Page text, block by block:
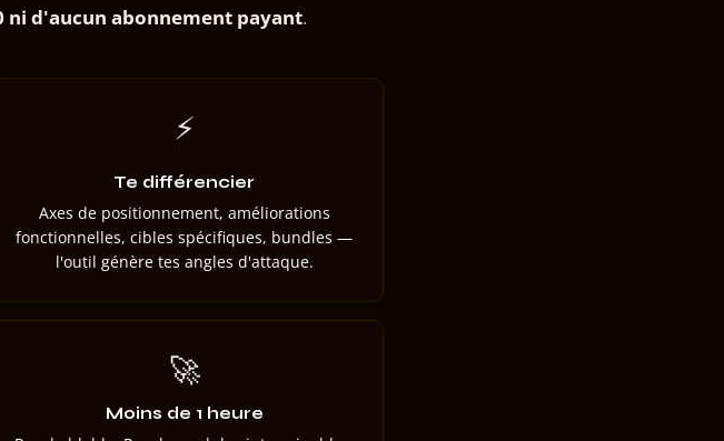
ni d'aucun abonnement payant.
⚡
Te différencier
Axes de positionnement, améliorations
fonctionnelles, cibles spécifiques, bundles —
l'outil génère tes angles d'attaque.
🚀
Moins de 1 heure